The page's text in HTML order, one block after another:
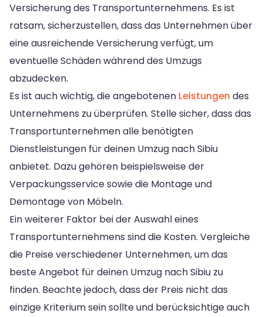
Versicherung des Transportunternehmens. Es ist
ratsam, sicherzustellen, dass das Unternehmen über
eine ausreichende Versicherung verfügt, um
eventuelle Schäden während des Umzugs
abzudecken.
Es ist auch wichtig, die angebotenen Leistungen des
Unternehmens zu überprüfen. Stelle sicher, dass das
Transportunternehmen alle benötigten
Dienstleistungen für deinen Umzug nach Sibiu
anbietet. Dazu gehören beispielsweise der
Verpackungsservice sowie die Montage und
Demontage von Möbeln.
Ein weiterer Faktor bei der Auswahl eines
Transportunternehmens sind die Kosten. Vergleiche
die Preise verschiedener Unternehmen, um das
beste Angebot für deinen Umzug nach Sibiu zu
finden. Beachte jedoch, dass der Preis nicht das
einzige Kriterium sein sollte und berücksichtige auch